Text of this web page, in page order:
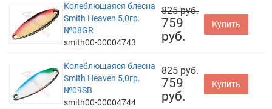
Колеблющаяся блесна
Smith Heaven 5,0гр.
№08GR
smith00-00004743
825 руб.
759
руб.
Купить
Колеблющаяся блесна
Smith Heaven 5,0гр.
№09SB
smith00-00004744
825 руб.
759
руб.
Купить